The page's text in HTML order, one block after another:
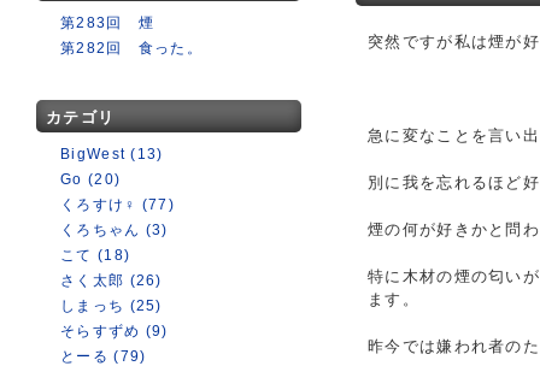
第283回 煙
第282回 食った。
カテゴリ
BigWest (13)
Go (20)
くろすけ♀ (77)
くろちゃん (3)
こて (18)
さく太郎 (26)
しまっち (25)
そらすずめ (9)
とーる (79)
突然ですが私は煙が
急に変なことを言い
別に我を忘れるほど
煙の何が好きかと問
特に木材の煙の匂い
ます。
昨今では嫌われ者の